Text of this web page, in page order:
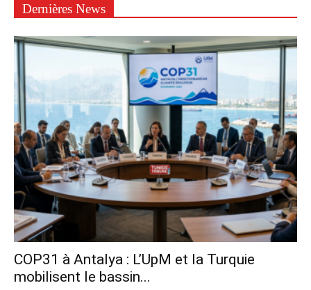
Dernières News
COP31 à Antalya : L’UpM et la Turquie
mobilisent le bassin...